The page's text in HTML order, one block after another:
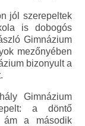
jól szerepeltek
is dobogós
Gimnázium
mezőnyében
bizonyult a
Gimnázium
a döntő
ám a második